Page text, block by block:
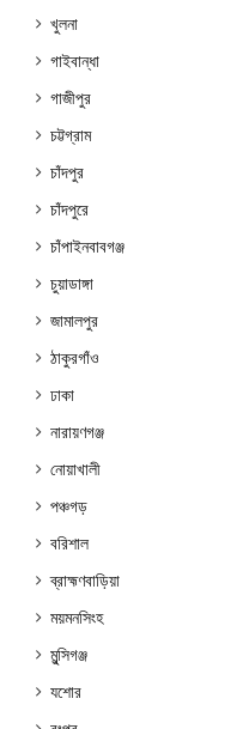
খুলনা
গাইবান্ধা
গাজীপুর
চট্টগ্রাম
চাঁদপুর
চাঁদপুরে
চাঁপাইনবাবগঞ্জ
চুয়াডাঙ্গা
জামালপুর
ঠাকুরগাঁও
ঢাকা
নারায়ণগঞ্জ
নোয়াখালী
পঞ্চগড়
বরিশাল
ব্রাহ্মণবাড়িয়া
ময়মনসিংহ
মুন্সিগঞ্জ
যশোর